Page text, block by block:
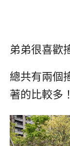
弟弟很喜歡
總共有兩個
著的比較多！